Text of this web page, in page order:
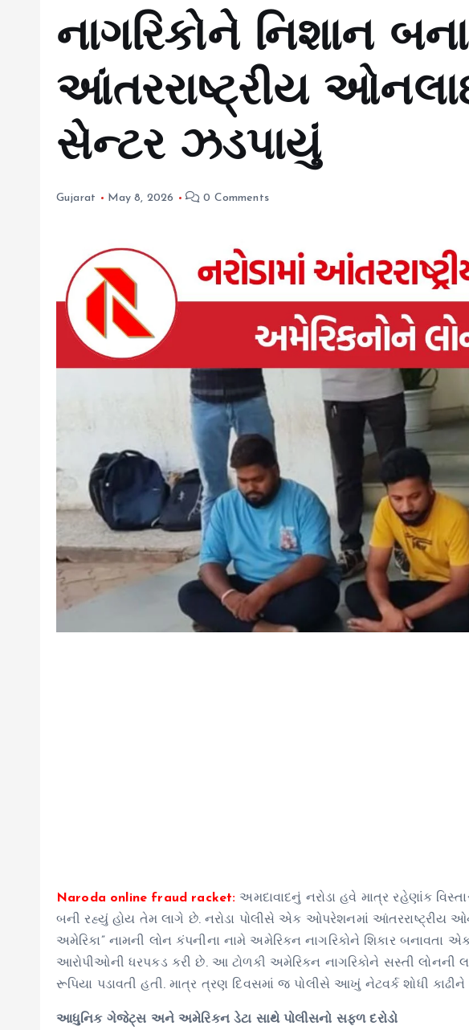
નાગરિકોને નિશાન
આંતરરાષ્ટ્રીય
સેન્ટર ઝડપાયું
Gujarat May 8, 2026 0 Comments
Naroda online fraud racket: અમદાવાદનું નરોડા હવે માત્ર રહેણાંક
બની રહ્યું હોય તેમ લાગે છે. નરોડા પોલીસે એક ઓપરેશનમાં આંતરરાષ્ટ્રીય
અમેરિકા” નામની લોન કંપનીના નામે અમેરિકન નાગરિકોને શિકાર બનાવતા
આરોપીઓની ધરપકડ કરી છે. આ ટોળકી અમેરિકન નાગરિકોને સસ્તી લોનની
રૂપિયા પડાવતી હતી. માત્ર ત્રણ દિવસમાં જ પોલીસે આખું નેટવર્ક શોધી
આધુનિક ગેજેટ્સ અને અમેરિકન ડેટા સાથે પોલીસનો સફળ દરોડો